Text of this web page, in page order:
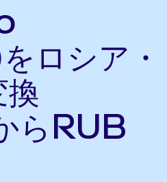
ロシア・
らRUB